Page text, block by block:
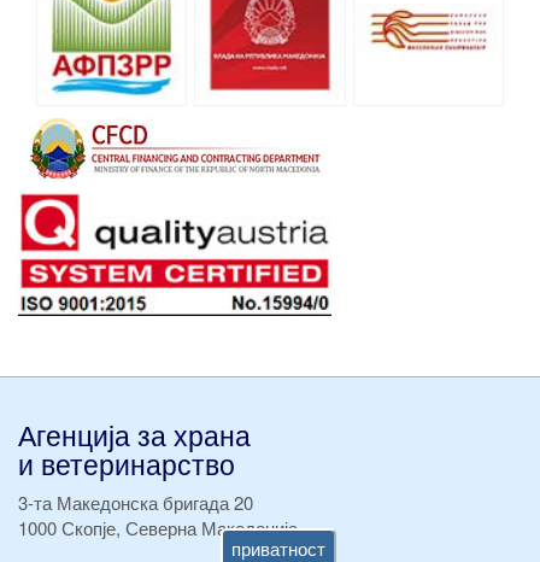
приватност
Агенција за храна
и ветеринарство
3-та Македонска бригада 20
1000 Скопје, Северна Македонија